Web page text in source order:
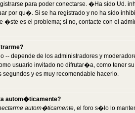
para poder conectarse. �Ha sido Ud.
por qu�. Si se ha registrado y no ha sido
�ste es el problema; si no, contacte con el
-- depende de los administradores y
usuario invitado no difrutar�a, como tener
y es muy recomendable hacerlo.
autom�ticamente?
autom�ticamente, el foro s�lo lo